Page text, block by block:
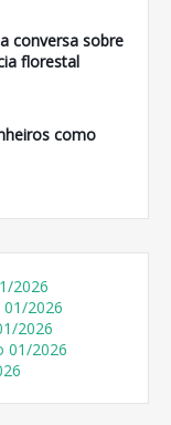
conversa sobre
florestal
como
2026
2026
2026
01/2026